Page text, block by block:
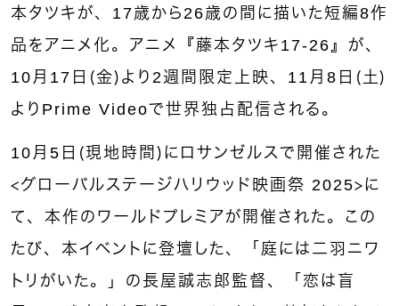
本タツキが、17歳から26歳の間に描いた短編8作
品をアニメ化。アニメ『藤本タツキ17-26』が、
10月17日（金）より2週間限定上映、11月8日（土）
よりPrime Videoで世界独占配信される。
10月5日（現地時間）にロサンゼルスで開催された
＜グローバルステージハリウッド映画祭 2025＞に
て、本作のワールドプレミアが開催された。この
たび、本イベントに登壇した、「庭には二羽ニワ
トリがいた。」の長屋誠志郎監督、「恋は盲